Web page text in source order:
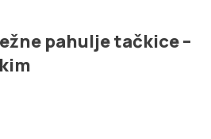
pahulje tačkice –